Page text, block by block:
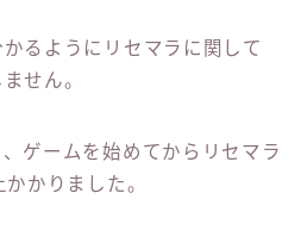
るようにリセマラに関して
せん。
ゲームを始めてからリセマラ
かりました。